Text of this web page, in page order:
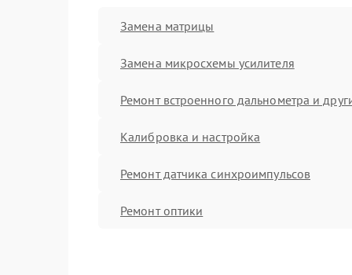
Замена матрицы
Замена микросхемы усилителя
Ремонт встроенного дальнометра и
Калибровка и настройка
Ремонт датчика синхроимпульсов
Ремонт оптики